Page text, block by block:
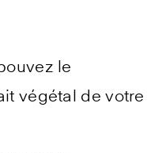
le
végétal de votre